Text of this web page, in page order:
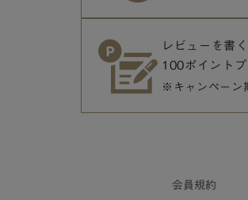
レビューを書
100ポイントプ
※キャンペーン
会員 規約